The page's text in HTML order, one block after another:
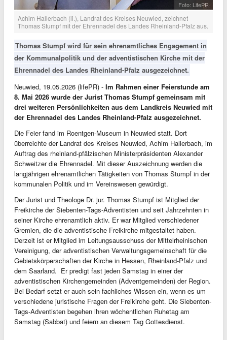
Foto: LifePR
Achim Hallerbach (li.), Landrat des Kreises Neuwied, zeichnet
Thomas Stumpf mit der Ehrennadel des Landes Rheinland-Pfalz aus.
Thomas Stumpf wird für sein ehrenamtliches Engagement in
der Kommunalpolitik und der adventistischen Kirche mit der
Ehrennadel des Landes Rheinland-Pfalz ausgezeichnet.
Neuwied, 19.05.2026 (lifePR) - Im Rahmen einer Feierstunde am
8. Mai 2026 wurde der Jurist Thomas Stumpf gemeinsam mit
drei weiteren Persönlichkeiten aus dem Landkreis Neuwied mit
der Ehrennadel des Landes Rheinland-Pfalz ausgezeichnet.
Die Feier fand im Roentgen-Museum in Neuwied statt. Dort
überreichte der Landrat des Kreises Neuwied, Achim Hallerbach, im
Auftrag des rheinland-pfälzischen Ministerpräsidenten Alexander
Schweitzer die Ehrennadel. Mit dieser Auszeichnung werden die
langjährigen ehrenamtlichen Tätigkeiten von Thomas Stumpf in der
kommunalen Politik und im Vereinswesen gewürdigt.
Der Jurist und Theologe Dr. jur. Thomas Stumpf ist Mitglied der
Freikirche der Siebenten-Tags-Adventisten und seit Jahrzehnten in
seiner Kirche ehrenamtlich aktiv. Er war Mitglied verschiedener
Gremien, die die adventistische Freikirche mitgestaltet haben.
Derzeit ist er Mitglied im Leitungsausschuss der Mittelrheinischen
Vereinigung, der adventistischen Verwaltungsgemeinschaft für die
Gebietskörperschaften der Kirche in Hessen, Rheinland-Pfalz und
dem Saarland. Er predigt fast jeden Samstag in einer der
adventistischen Kirchengemeinden (Adventgemeinden) der Region.
Bei Bedarf setzt er auch sein fachliches Wissen ein, wenn es um
verschiedene juristische Fragen der Freikirche geht. Die Siebenten-
Tags-Adventisten begehen ihren wöchentlichen Ruhetag am
Samstag (Sabbat) und feiern an diesem Tag Gottesdienst.